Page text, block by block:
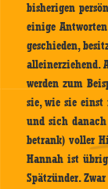
bisherigen
einige
geschieden,
alleinerziehend.
werden zum
sie, wie sie
und sich
betrank) voller
Hannah ist
Spätzünder.